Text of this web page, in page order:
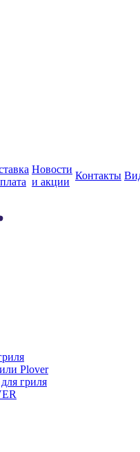
Новости
и акции
Контакты
Plover
гриля